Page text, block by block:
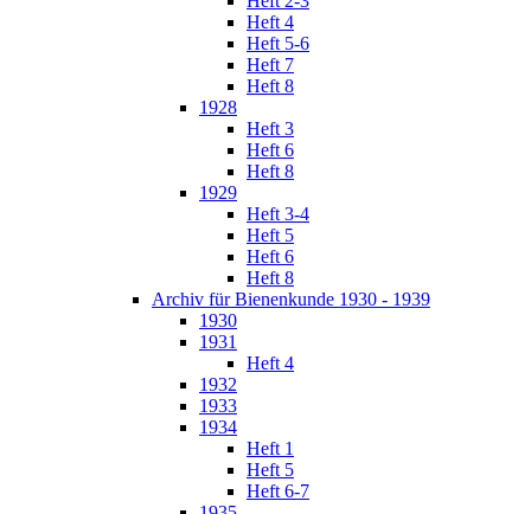
Heft 4
Heft 5-6
Heft 7
Heft 8
1928
Heft 3
Heft 6
Heft 8
1929
Heft 3-4
Heft 5
Heft 6
Heft 8
Archiv für Bienenkunde 1930 - 1939
1930
1931
Heft 4
1932
1933
1934
Heft 1
Heft 5
Heft 6-7